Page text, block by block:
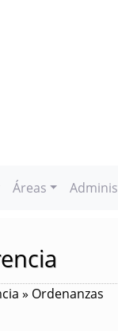
Áreas
» Ordenanzas